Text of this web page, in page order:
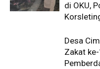
di OKU,
Desa
Zakat